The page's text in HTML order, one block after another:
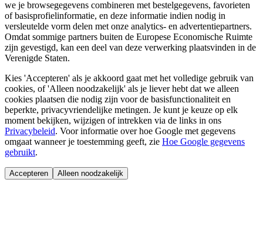
we je browsegegevens combineren met bestelgegevens, favorieten
of basisprofielinformatie, en deze informatie indien nodig in
versleutelde vorm delen met onze analytics- en advertentiepartners.
Omdat sommige partners buiten de Europese Economische Ruimte
zijn gevestigd, kan een deel van deze verwerking plaatsvinden in de
Verenigde Staten.
Kies 'Accepteren' als je akkoord gaat met het volledige gebruik van
cookies, of 'Alleen noodzakelijk' als je liever hebt dat we alleen
cookies plaatsen die nodig zijn voor de basisfunctionaliteit en
beperkte, privacyvriendelijke metingen. Je kunt je keuze op elk
moment bekijken, wijzigen of intrekken via de links in ons
Privacybeleid. Voor informatie over hoe Google met gegevens
omgaat wanneer je toestemming geeft, zie Hoe Google gegevens
gebruikt.
Accepteren Alleen noodzakelijk